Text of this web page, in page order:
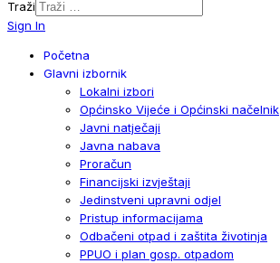
Traži
Sign In
Početna
Glavni izbornik
Lokalni izbori
Općinsko Vijeće i Općinski načelnik
Javni natječaji
Javna nabava
Proračun
Financijski izvještaji
Jedinstveni upravni odjel
Pristup informacijama
Odbačeni otpad i zaštita životinja
PPUO i plan gosp. otpadom